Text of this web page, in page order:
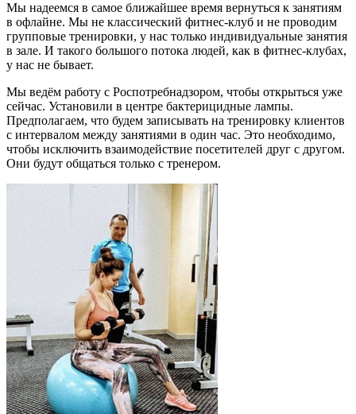
Мы надеемся в самое ближайшее время вернуться к занятиям
в офлайне. Мы не классический фитнес-клуб и не проводим
групповые тренировки, у нас только индивидуальные занятия
в зале. И такого большого потока людей, как в фитнес-клубах,
у нас не бывает.
Мы ведём работу с Роспотребнадзором, чтобы открыться уже
сейчас. Установили в центре бактерицидные лампы.
Предполагаем, что будем записывать на тренировку клиентов
с интервалом между занятиями в один час. Это необходимо,
чтобы исключить взаимодействие посетителей друг с другом.
Они будут общаться только с тренером.